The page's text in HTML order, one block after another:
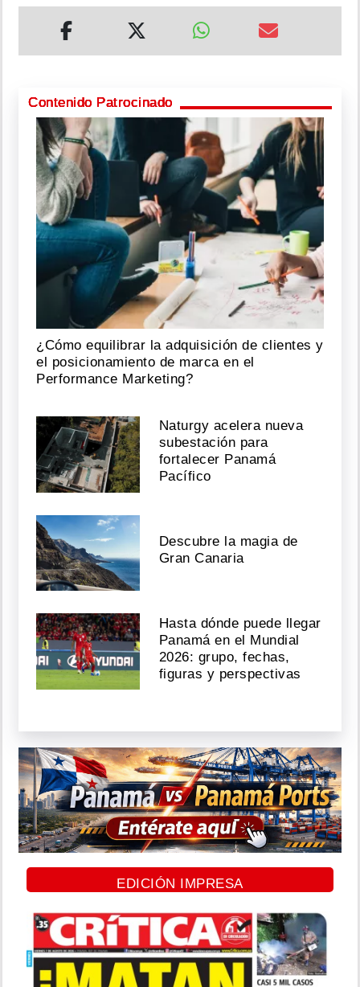
Contenido Patrocinado
¿Cómo equilibrar la adquisición de clientes y
el posicionamiento de marca en el
Performance Marketing?
Naturgy acelera nueva
subestación para
fortalecer Panamá
Pacífico
Descubre la magia de
Gran Canaria
Hasta dónde puede llegar
Panamá en el Mundial
2026: grupo, fechas,
figuras y perspectivas
EDICIÓN IMPRESA